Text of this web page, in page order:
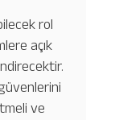
rol
açık
ve